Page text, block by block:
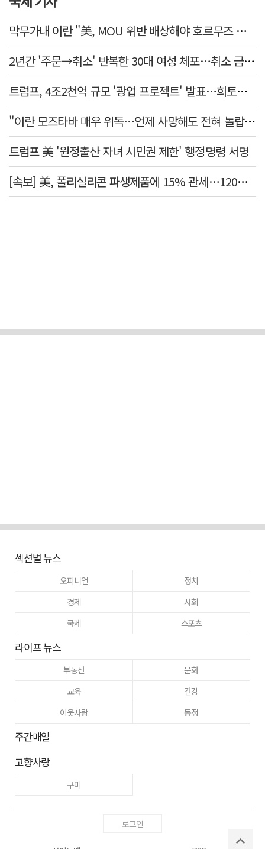
막무가내 이란 "美, MOU 위반 배상해야 호르무즈 재개방"
2년간 '주문→취소' 반복한 30대 여성 체포…취소 금액만 400억 원
트럼프, 4조2천억 규모 '광업 프로젝트' 발표…희토류 탈중국 속도
"이란 모즈타바 매우 위독…언제 사망해도 전혀 놀랍지 않아"
트럼프 美 '원정출산 자녀 시민권 제한' 행정명령 서명
[속보] 美, 폴리실리콘 파생제품에 15% 관세…120일 뒤 발효
섹션별 뉴스
오피니언
정치
경제
사회
국제
스포츠
라이프 뉴스
부동산
문화
교육
건강
이웃사랑
동정
주간매일
고향사랑
구미
로그인